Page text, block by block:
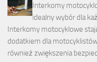
Interkomy
idealny wybór dla
Interkomy motocyklowe
dodatkiem dla
również zwiększenia